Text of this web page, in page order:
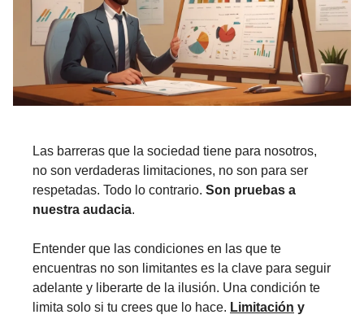
Las barreras que la sociedad tiene para nosotros,
no son verdaderas limitaciones, no son para ser
respetadas. Todo lo contrario. Son pruebas a
nuestra audacia.
Entender que las condiciones en las que te
encuentras no son limitantes es la clave para seguir
adelante y liberarte de la ilusión. Una condición te
limita solo si tu crees que lo hace. Limitación y